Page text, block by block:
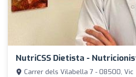
NutriCSS Dietista -
Carrer dels Vilabella 7 - 08500, Vic